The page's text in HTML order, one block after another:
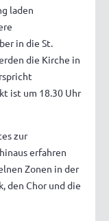
laden
in die St.
die Kirche in
ist um 18.30 Uhr
zur
erfahren
Zonen in der
den Chor und die